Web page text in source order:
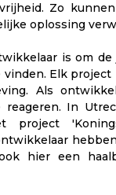
Zo
oplossing
is om
vinden. Elk
Als
In
project
hier een